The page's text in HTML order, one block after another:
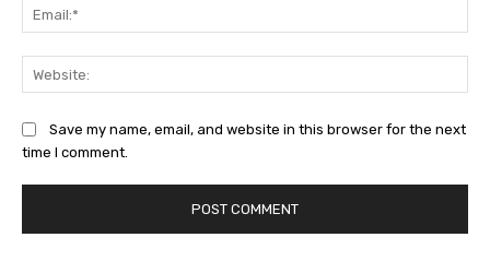
Save my name, email, and website in this browser for the next
time I comment.